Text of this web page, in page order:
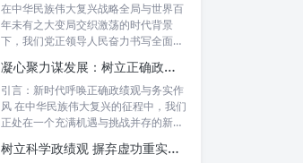
在中华民族伟大复兴战略全局与世界百
年未有之大变局交织激荡的时代背景
下，我们党正领导人民奋力书写全面建
凝心聚力谋发展：树立正确政绩理念，锤炼务实工作作风
引言：新时代呼唤正确政绩观与务实作
风 在中华民族伟大复兴的征程中，我们
正处在一个充满机遇与挑战并存的新时
树立科学政绩观 摒弃虚功重实绩：迈向高质量发展的必由之路